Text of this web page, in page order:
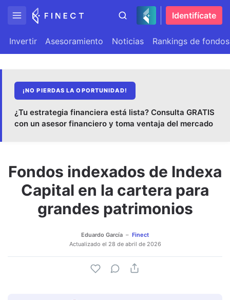
Identifícate
Invertir Asesoramiento Noticias Rankings de fondos
¡NO PIERDAS LA OPORTUNIDAD!
¿Tu estrategia financiera está lista? Consulta GRATIS
con un asesor financiero y toma ventaja del mercado
Fondos indexados de Indexa
Capital en la cartera para
grandes patrimonios
Eduardo García
Finect
Actualizado el 28 de abril de 2026